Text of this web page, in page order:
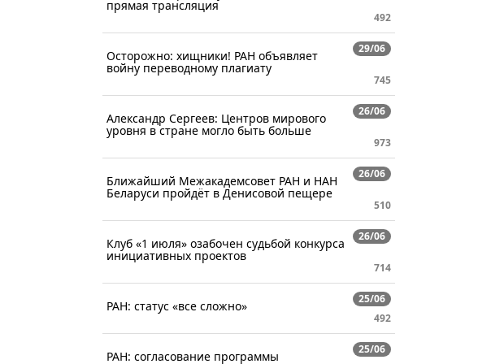
прямая трансляция
492
29/06
Осторожно: хищники! РАН объявляет
войну переводному плагиату
745
26/06
Александр Сергеев: Центров мирового
уровня в стране могло быть больше
973
26/06
Ближайший Межакадемсовет РАН и НАН
Беларуси пройдёт в Денисовой пещере
510
26/06
Клуб «1 июля» озабочен судьбой конкурса
инициативных проектов
714
25/06
РАН: статус «все сложно»
492
25/06
РАН: согласование программы